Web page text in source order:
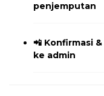
penjemputan
📲 Konfirmasi
ke admin